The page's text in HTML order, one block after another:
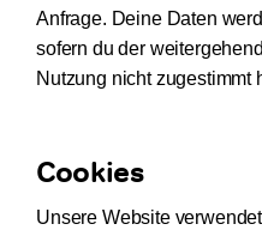
Anfrage. Deine Daten
sofern du der
Nutzung nicht zugestimmt
Cookies
Unsere Website